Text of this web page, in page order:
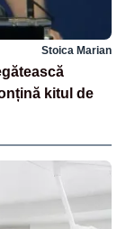
Stoica Marian
kitul de